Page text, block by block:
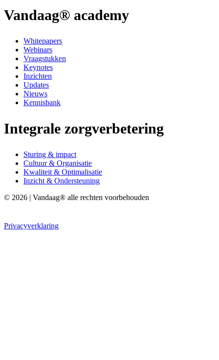
Vandaag® academy
Whitepapers
Webinars
Vraagstukken
Keynotes
Inzichten
Updates
Nieuws
Kennisbank
Integrale zorgverbetering
Sturing & impact
Cultuur & Organisatie
Kwaliteit & Optimalisatie
Inzicht & Ondersteuning
© 2026 | Vandaag® alle rechten voorbehouden
Privacyverklaring